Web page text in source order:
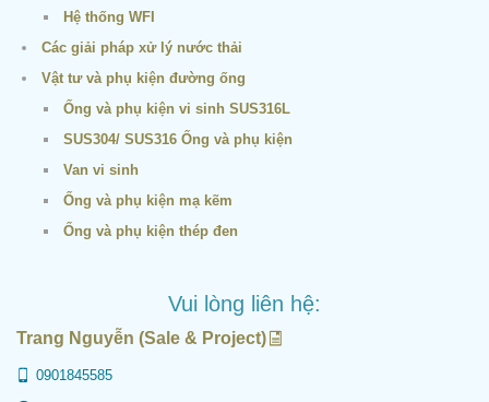
Hệ thống WFI
Các giải pháp xử lý nước thải
Vật tư và phụ kiện đường ống
Ống và phụ kiện vi sinh SUS316L
SUS304/ SUS316 Ống và phụ kiện
Van vi sinh
Ống và phụ kiện mạ kẽm
Ống và phụ kiện thép đen
Vui lòng liên hệ:
Trang Nguyễn (Sale & Project)
0901845585